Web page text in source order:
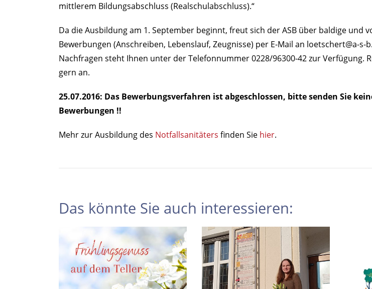
mittlerem Bildungsabschluss (Realschulabschluss).“
Da die Ausbildung am 1. September beginnt, freut sich der ASB über baldige und
Bewerbungen (Anschreiben, Lebenslauf, Zeugnisse) per E-Mail an loetschert@a-s-
Nachfragen steht Ihnen unter der Telefonnummer 0228/96300-42 zur Verfügung.
gern an.
25.07.2016: Das Bewerbungsverfahren ist abgeschlossen, bitte senden Sie
Bewerbungen !!
Mehr zur Ausbildung des Notfallsanitäters finden Sie hier.
Das könnte Sie auch interessieren: